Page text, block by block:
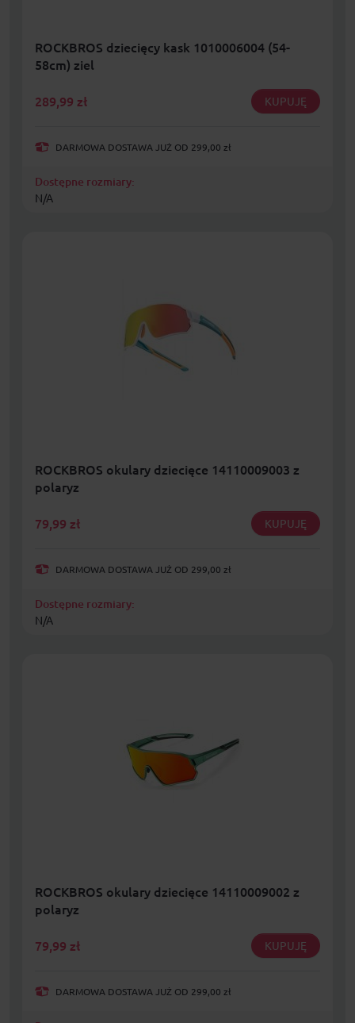
ROCKBROS dziecięcy kask 1010006004 (54-
58cm) ziel
289,99 zł KUPUJĘ
DARMOWA DOSTAWA JUŻ OD 299,00 zł
Dostępne rozmiary:
N/A
ROCKBROS okulary dziecięce 14110009003 z
polaryz
79,99 zł KUPUJĘ
DARMOWA DOSTAWA JUŻ OD 299,00 zł
Dostępne rozmiary:
N/A
ROCKBROS okulary dziecięce 14110009002 z
polaryz
79,99 zł KUPUJĘ
DARMOWA DOSTAWA JUŻ OD 299,00 zł